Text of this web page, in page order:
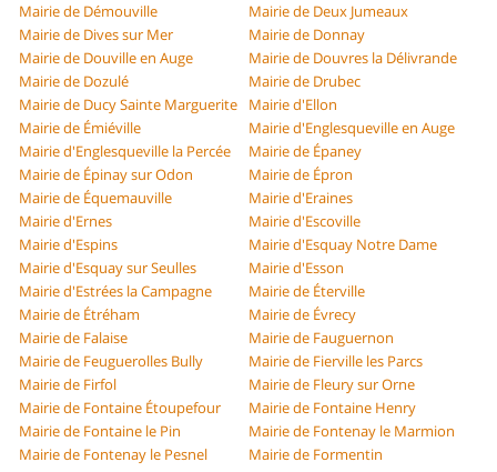
Mairie de Démouville
Mairie de Deux Jumeaux
Mairie de Dives sur Mer
Mairie de Donnay
Mairie de Douville en Auge
Mairie de Douvres la Délivrande
Mairie de Dozulé
Mairie de Drubec
Mairie de Ducy Sainte Marguerite
Mairie d'Ellon
Mairie de Émiéville
Mairie d'Englesqueville en Auge
Mairie d'Englesqueville la Percée
Mairie de Épaney
Mairie de Épinay sur Odon
Mairie de Épron
Mairie de Équemauville
Mairie d'Eraines
Mairie d'Ernes
Mairie d'Escoville
Mairie d'Espins
Mairie d'Esquay Notre Dame
Mairie d'Esquay sur Seulles
Mairie d'Esson
Mairie d'Estrées la Campagne
Mairie de Éterville
Mairie de Étréham
Mairie de Évrecy
Mairie de Falaise
Mairie de Fauguernon
Mairie de Feuguerolles Bully
Mairie de Fierville les Parcs
Mairie de Firfol
Mairie de Fleury sur Orne
Mairie de Fontaine Étoupefour
Mairie de Fontaine Henry
Mairie de Fontaine le Pin
Mairie de Fontenay le Marmion
Mairie de Fontenay le Pesnel
Mairie de Formentin